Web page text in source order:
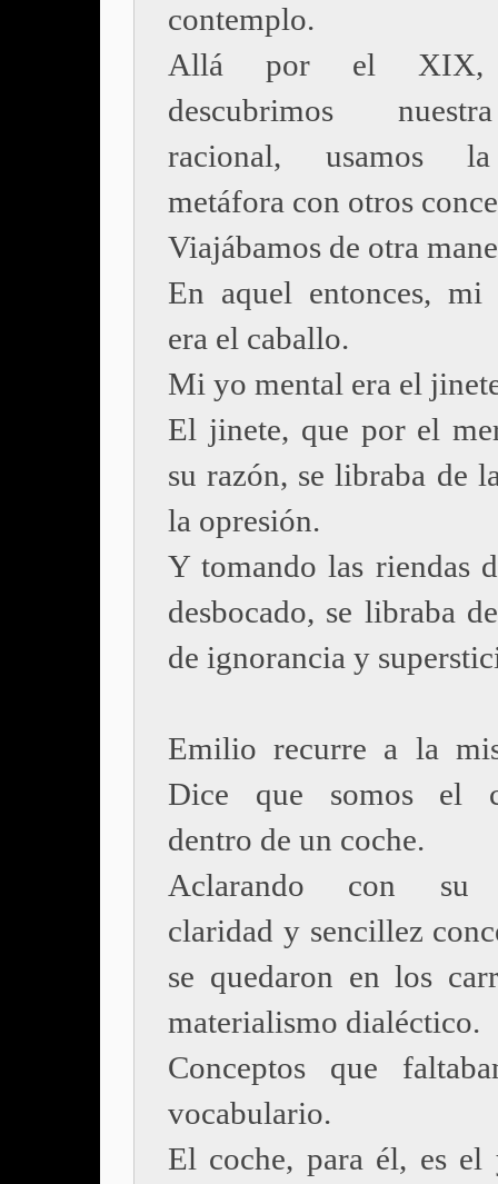
contemplo.
Allá por el XIX,
descubrimos
racional, usamos
metáfora con otros
Viajábamos de otra
En aquel entonces,
era el caballo.
Mi yo mental era el
El jinete, que por el
su razón, se libraba de
la opresión.
Y tomando las riendas
desbocado, se libraba
de ignorancia y
Emilio recurre a la
Dice que somos el
dentro de un coche.
Aclarando con su
claridad y sencillez
se quedaron en los
materialismo dialéctico.
Conceptos que
vocabulario.
El coche, para él, es